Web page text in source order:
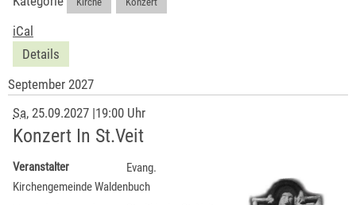
iCal
Details
September 2027
Sa, 25.09.2027 |19:00 Uhr
Konzert In St.Veit
Veranstalter
Evang.
Kirchengemeinde Waldenbuch